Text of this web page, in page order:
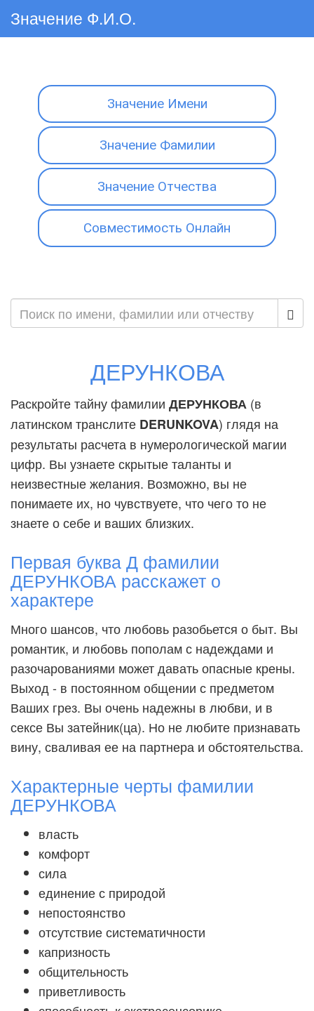
Значение Ф.И.О.
Значение Имени
Значение Фамилии
Значение Отчества
Совместимость Онлайн
ДЕРУНКОВА
Раскройте тайну фамилии ДЕРУНКОВА (в
латинском транслите DERUNKOVA) глядя на
результаты расчета в нумерологической магии
цифр. Вы узнаете скрытые таланты и
неизвестные желания. Возможно, вы не
понимаете их, но чувствуете, что чего то не
знаете о себе и ваших близких.
Первая буква Д фамилии
ДЕРУНКОВА расскажет о
характере
Много шансов, что любовь разобьется о быт. Вы
романтик, и любовь пополам с надеждами и
разочарованиями может давать опасные крены.
Выход - в постоянном общении с предметом
Ваших грез. Вы очень надежны в любви, и в
сексе Вы затейник(ца). Но не любите признавать
вину, сваливая ее на партнера и обстоятельства.
Характерные черты фамилии
ДЕРУНКОВА
власть
комфорт
сила
единение с природой
непостоянство
отсутствие систематичности
капризность
общительность
приветливость